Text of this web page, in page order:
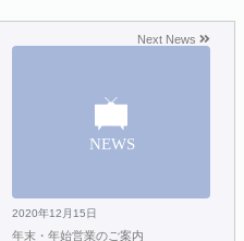
Next News
2020年12月15日
年末・年始営業のご案内